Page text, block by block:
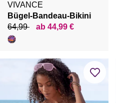
VIVANCE
Bügel-Bandeau-Bikini
64,99
ab 44,99 €